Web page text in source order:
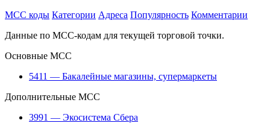
MCC коды Категории Адреса Популярность Комментарии
Данные по MCC-кодам для текущей торговой точки.
Основные MCC
5411 — Бакалейные магазины, супермаркеты
Дополнительные MCC
3991 — Экосистема Сбера